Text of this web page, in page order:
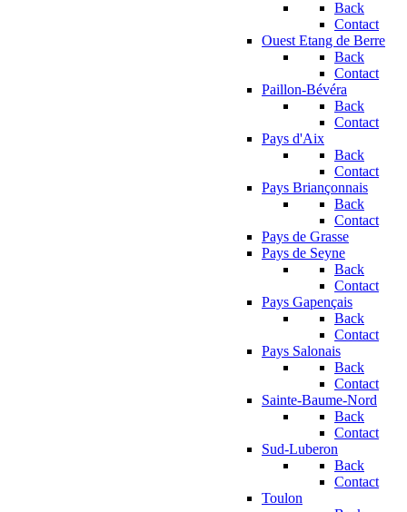
Back
Contact
Ouest Etang de Berre
Back
Contact
Paillon-Bévéra
Back
Contact
Pays d'Aix
Back
Contact
Pays Briançonnais
Back
Contact
Pays de Grasse
Pays de Seyne
Back
Contact
Pays Gapençais
Back
Contact
Pays Salonais
Back
Contact
Sainte-Baume-Nord
Back
Contact
Sud-Luberon
Back
Contact
Toulon